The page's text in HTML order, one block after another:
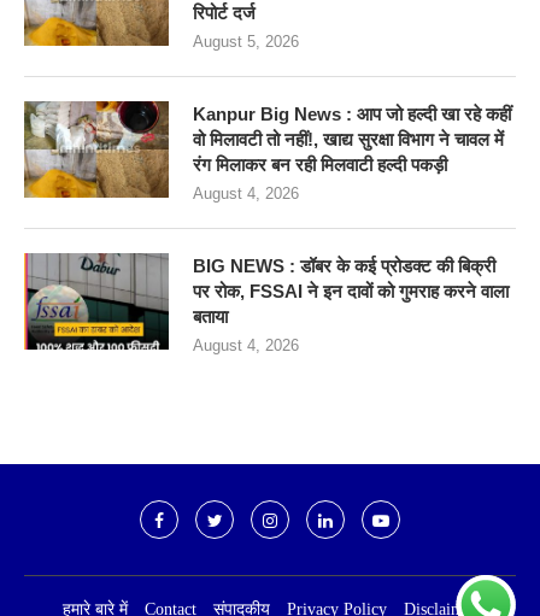
रिपोर्ट दर्ज
August 5, 2026
Kanpur Big News : आप जो हल्दी खा रहे कहीं
वो मिलावटी तो नहीं!, खाद्य सुरक्षा विभाग ने चावल में
रंग मिलाकर बन रही मिलवाटी हल्दी पकड़ी
August 4, 2026
BIG NEWS : डॉबर के कई प्रोडक्ट की बिक्री
पर रोक, FSSAI ने इन दावों को गुमराह करने वाला
बताया
August 4, 2026
हमारे बारे में Contact संपादकीय Privacy Policy Disclaimer